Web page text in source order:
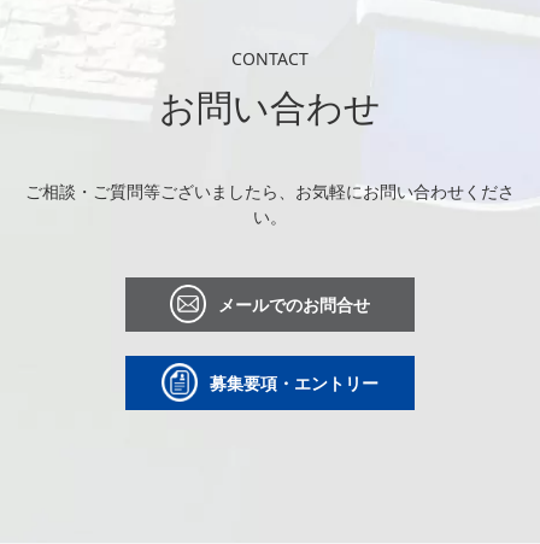
CONTACT
お問い合わせ
ご相談・ご質問等ございましたら、お気軽にお問い合わせくださ
い。
メールでのお問合せ
募集要項・エントリー